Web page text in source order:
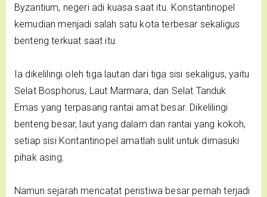
Byzantium, negeri adi kuasa saat itu. Konstantinopel
kemudian menjadi salah satu kota terbesar sekaligus
benteng terkuat saat itu.
Ia dikelilingi oleh tiga lautan dari tiga sisi sekaligus, yaitu
Selat Bosphorus, Laut Marmara, dan Selat Tanduk
Emas yang terpasang rantai amat besar. Dikelilingi
benteng besar, laut yang dalam dan rantai yang kokoh,
setiap sisi Kontantinopel amatlah sulit untuk dimasuki
pihak asing.
Namun sejarah mencatat peristiwa besar pernah terjadi